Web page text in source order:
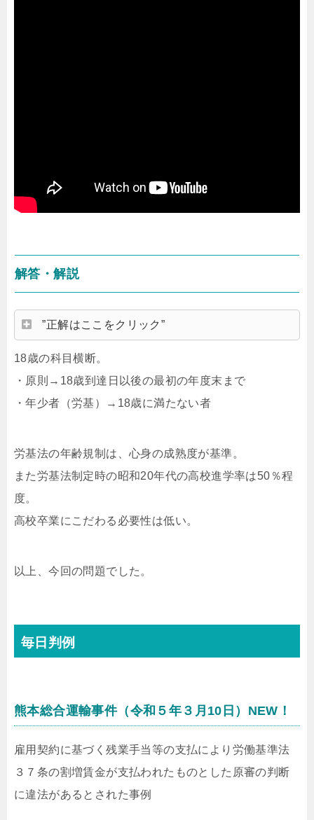
解答・解説
”正解はここをクリック”
18歳の科目横断。
・原則→18歳到達日以後の最初の年度末まで
・年少者（労基）→18歳に満たない者
労基法の年齢規制は、心身の成熟度が基準。
また労基法制定時の昭和20年代の高校進学率は50％程
度。
高校卒業にこだわる必要性は低い。
以上、今回の問題でした。
毎日判例
熊本総合運輸事件（令和５年３月10日） NEW！
雇用契約に基づく残業手当等の支払により労働基準法
３７条の割増賃金が支払われたものとした原審の判断
に違法があるとされた事例